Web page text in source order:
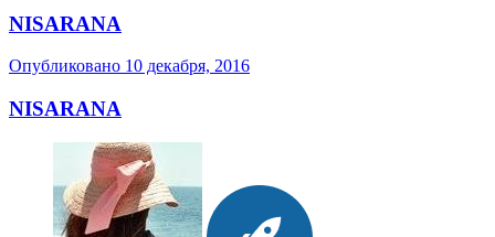
NISARANA
Опубликовано 10 декабря, 2016
NISARANA